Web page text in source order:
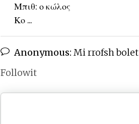
Μπιθ: ο κώλος
Κο ...
Anonymous: Mi rrofsh bolet
Followit